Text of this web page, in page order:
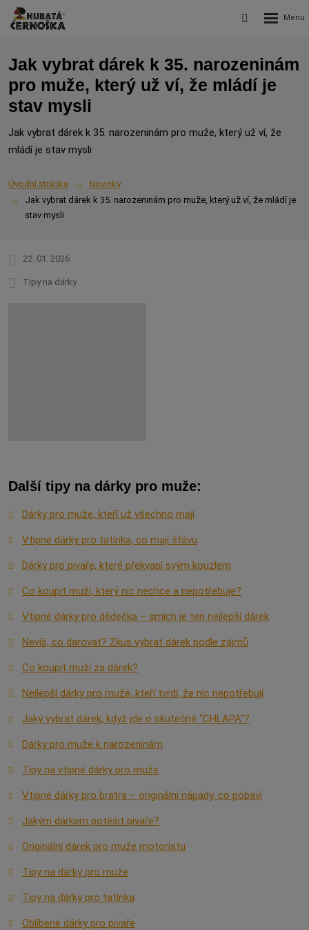
Vyhledávání
Rozbalení
Jak vybrat dárek k 35. narozeninám
pro muže, který už ví, že mládí je
stav mysli
Jak vybrat dárek k 35. narozeninám pro muže, který už ví, že
mládí je stav mysli
Úvodní stránka
Novinky
Jak vybrat dárek k 35. narozeninám pro muže, který už ví, že mládí je
stav mysli
22. 01. 2026
Tipy na dárky
Další tipy na dárky pro muže:
Dárky pro muže, kteří už všechno mají
Vtipné dárky pro tatínka, co mají šťávu
Dárky pro pivaře, které překvapí svým kouzlem
Co koupit muži, který nic nechce a nepotřebuje?
Vtipné dárky pro dědečka – smích je ten nejlepší dárek
Nevíš, co darovat? Zkus vybrat dárek podle zájmů
Co koupit muži za dárek?
Nejlepší dárky pro muže, kteří tvrdí, že nic nepotřebují
Jaký vybrat dárek, když jde o skutečně "CHLAPA"?
Dárky pro muže k narozeninám
Tipy na vtipné dárky pro muže
Vtipné dárky pro bratra – originální nápady, co pobaví
Jakým dárkem potěšit pivaře?
Originální dárek pro muže motoristu
Tipy na dárky pro muže
Tipy na dárky pro tatínka
Oblíbené dárky pro pivaře